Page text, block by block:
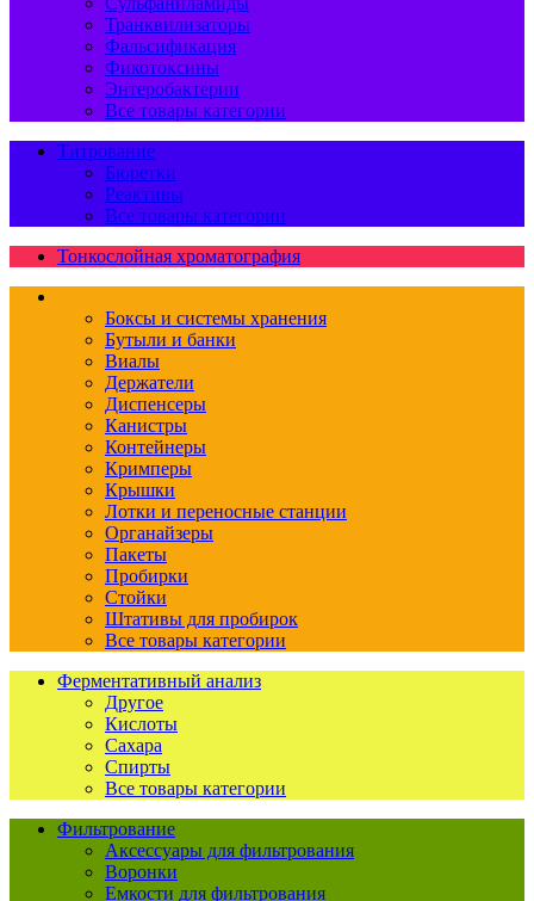
Транквилизаторы
Фальсификация
Фикотоксины
Энтеробактерии
Все товары категории
Титрование
Бюретки
Реактивы
Все товары категории
Тонкослойная хроматография
Боксы и системы хранения
Бутыли и банки
Виалы
Держатели
Диспенсеры
Канистры
Контейнеры
Кримперы
Крышки
Лотки и переносные станции
Органайзеры
Пакеты
Пробирки
Стойки
Штативы для пробирок
Все товары категории
Ферментативный анализ
Другое
Кислоты
Сахара
Спирты
Все товары категории
Фильтрование
Аксессуары для фильтрования
Воронки
Емкости для фильтрования